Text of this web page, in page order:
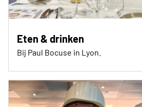
Eten & drinken
Bij Paul Bocuse in Lyon.